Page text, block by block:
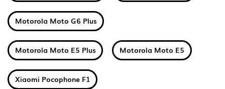
Motorola Moto G6 Plus
Motorola Moto E5 Plus Motorola Moto E5
Xiaomi Pocophone F1